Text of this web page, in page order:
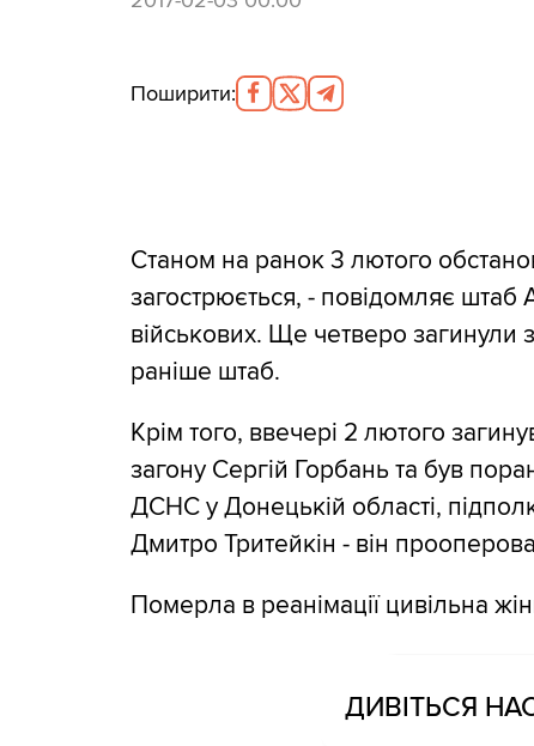
Поширити:
Станом на ранок 3 лютого
загострюється, - повідомляє штаб
військових. Ще четверо
раніше штаб.
Крім того, ввечері 2 лютого
загону Сергій Горбань та був
ДСНС у Донецькій області,
Дмитро Тритейкін - він
Померла в реанімації цивільна
ДИВІТЬСЯ